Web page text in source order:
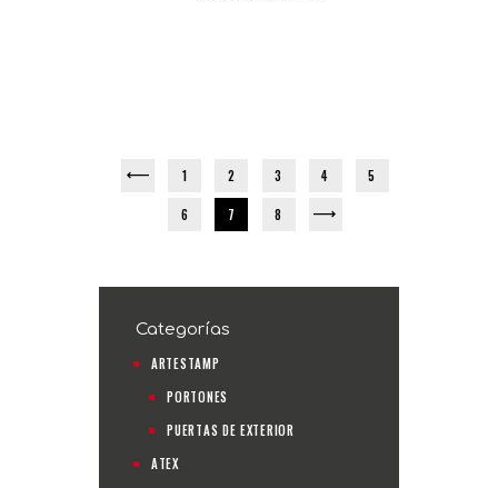
←
1 2 3 4 5
6 7 8
Categorías
ARTESTAMP
PORTONES
PUERTAS DE EXTERIOR
ATEX